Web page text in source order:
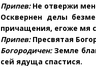
Припев:Не отвержи
Осквернен делы
причащения, егоже мя
Припев:Пресвятая
Богородичен:Земле
сей ядуща спастися.